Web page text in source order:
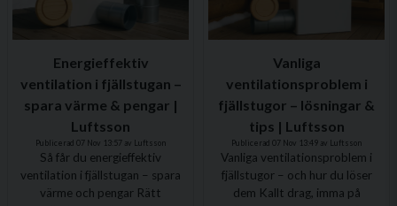
Energieffektiv
ventilation i fjällstugan –
spara värme & pengar |
Luftsson
Publicerad 07 Nov 13:57 av Luftsson
Så får du energieffektiv
ventilation i fjällstugan – spara
värme och pengar Rätt
Vanliga
ventilationsproblem i
fjällstugor – lösningar &
tips | Luftsson
Publicerad 07 Nov 13:49 av Luftsson
Vanliga ventilationsproblem i
fjällstugor – och hur du löser
dem Kallt drag, imma på